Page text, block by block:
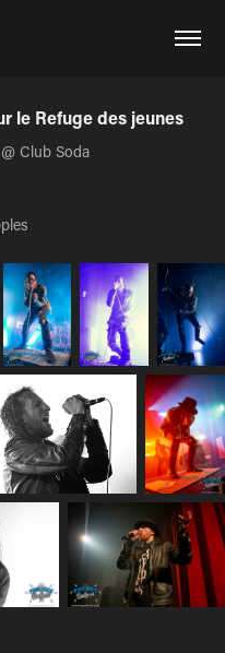
le Refuge des jeunes
Club Soda